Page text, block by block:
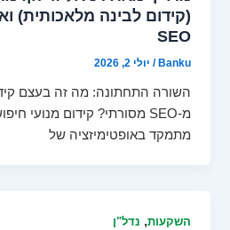
(קידום לבינה מלאכותית)
SEO
Banku
/ יולי 2, 2026
מתמקד באופטימיזציה של
השקעות, נדל"ן